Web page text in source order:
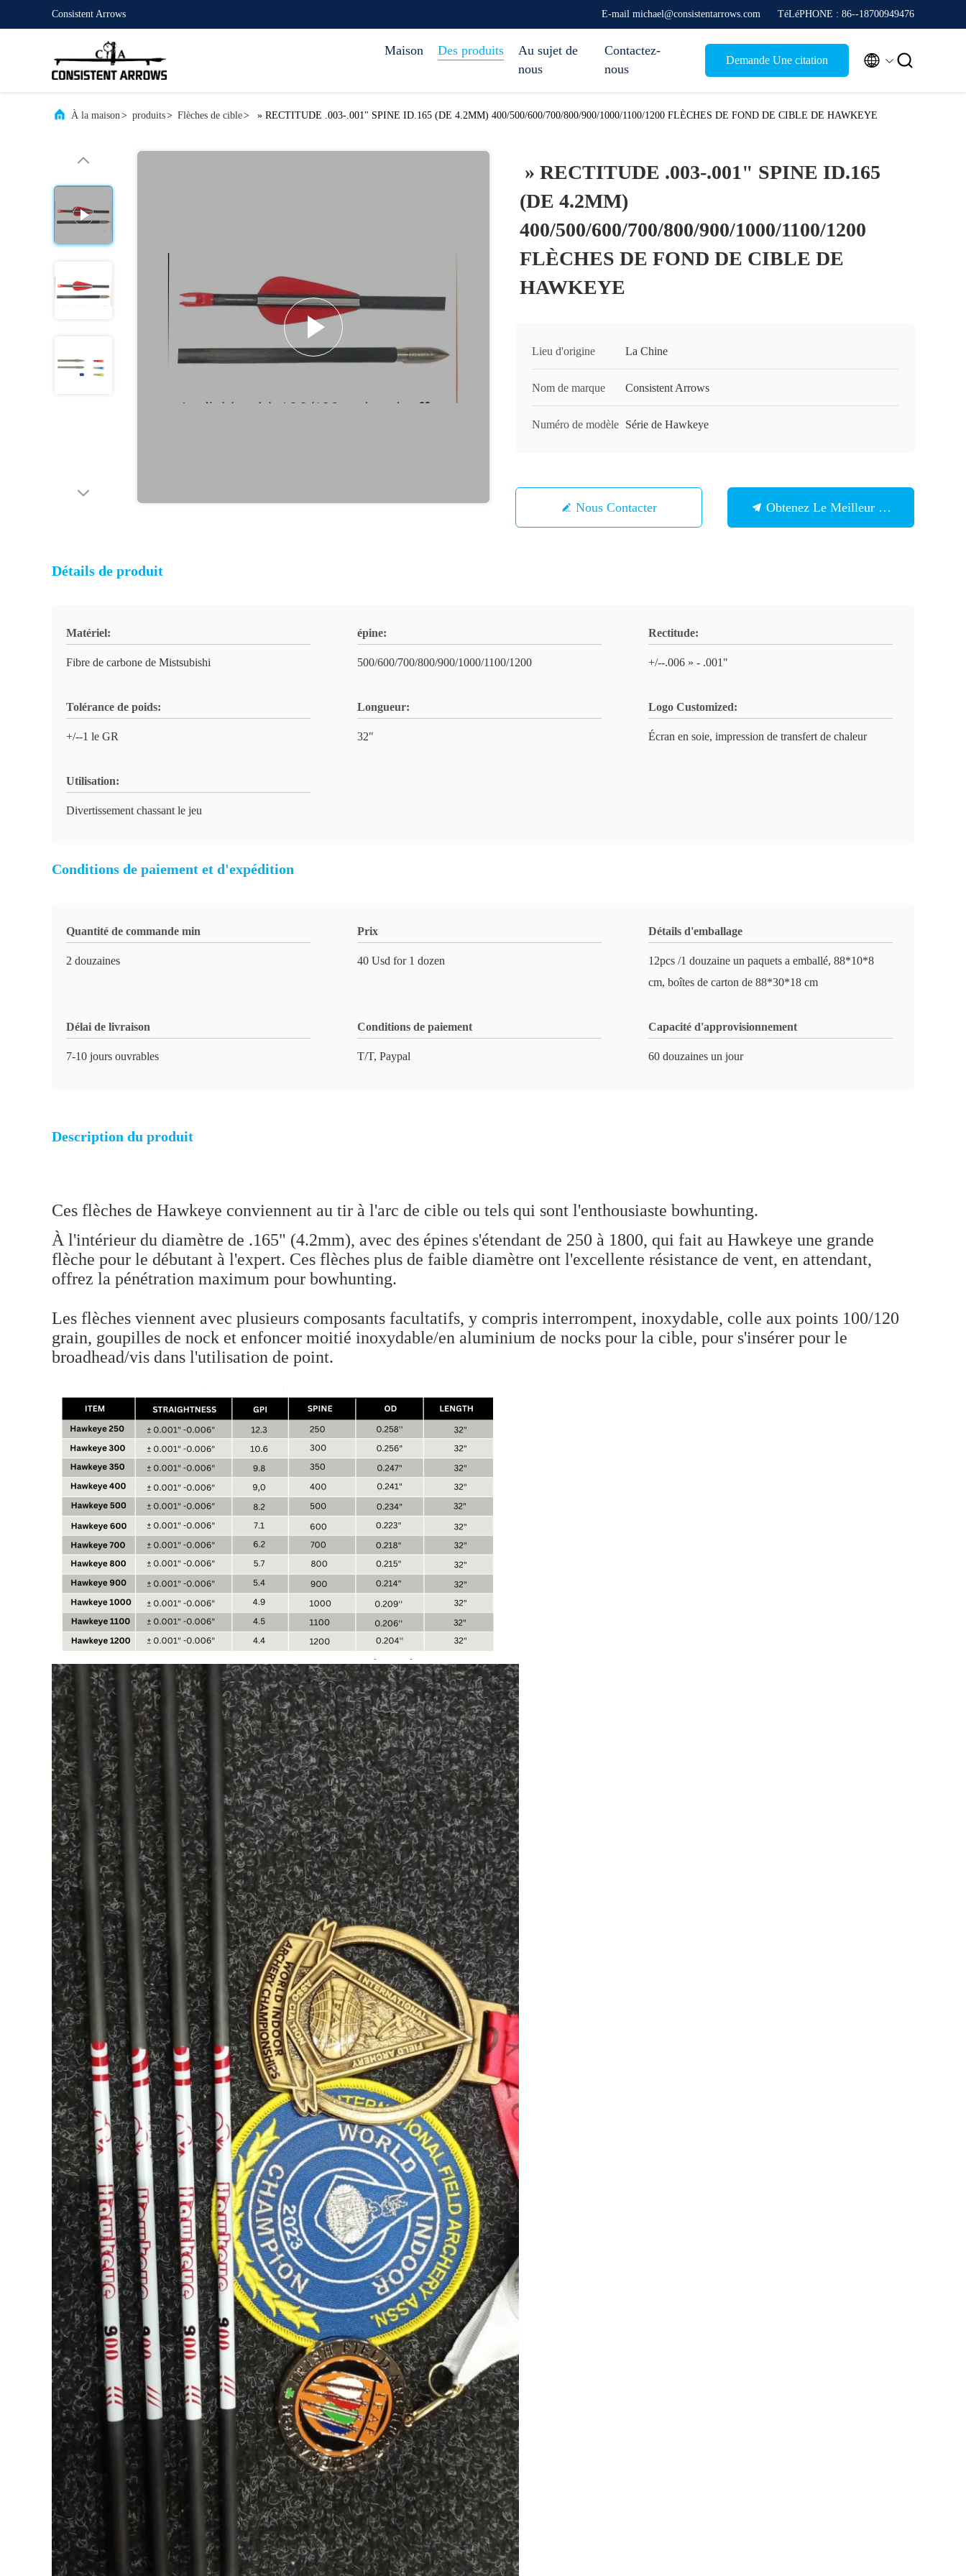
Consistent Arrows E-mail michael@consistentarrows.com TéLéPHONE : 86--18700949476
Maison Des produits
Au sujet de
nous
Contactez-
nous
Demande Une citation  
À la maison> produits> Flèches de cible> » RECTITUDE .003-.001" SPINE ID.165 (DE 4.2MM) 400/500/600/700/800/900/1000/1100/1200 FLÈCHES DE FOND DE CIBLE DE HAWKEYE
» RECTITUDE .003-.001" SPINE ID.165
(DE 4.2MM)
400/500/600/700/800/900/1000/1100/1200
FLÈCHES DE FOND DE CIBLE DE
HAWKEYE
Lieu d'origine La Chine
Nom de marque Consistent Arrows
Numéro de modèle Série de Hawkeye
Nous Contacter Obtenez Le Meilleur Prix
Détails de produit
Matériel:
Fibre de carbone de Mistsubishi
épine:
500/600/700/800/900/1000/1100/1200
Rectitude:
+/--.006 » - .001"
Tolérance de poids:
+/--1 le GR
Longueur:
32"
Logo Customized:
Écran en soie, impression de transfert de chaleur
Utilisation:
Divertissement chassant le jeu
Conditions de paiement et d'expédition
Quantité de commande min
2 douzaines
Prix
40 Usd for 1 dozen
Détails d'emballage
12pcs /1 douzaine un paquets a emballé, 88*10*8
cm, boîtes de carton de 88*30*18 cm
Délai de livraison
7-10 jours ouvrables
Conditions de paiement
T/T, Paypal
Capacité d'approvisionnement
60 douzaines un jour
Description du produit
Ces flèches de Hawkeye conviennent au tir à l'arc de cible ou tels qui sont l'enthousiaste bowhunting.
À l'intérieur du diamètre de .165" (4.2mm), avec des épines s'étendant de 250 à 1800, qui fait au Hawkeye une grande
flèche pour le débutant à l'expert. Ces flèches plus de faible diamètre ont l'excellente résistance de vent, en attendant,
offrez la pénétration maximum pour bowhunting.
Les flèches viennent avec plusieurs composants facultatifs, y compris interrompent, inoxydable, colle aux points 100/120
grain, goupilles de nock et enfoncer moitié inoxydable/en aluminium de nocks pour la cible, pour s'insérer pour le
broadhead/vis dans l'utilisation de point.